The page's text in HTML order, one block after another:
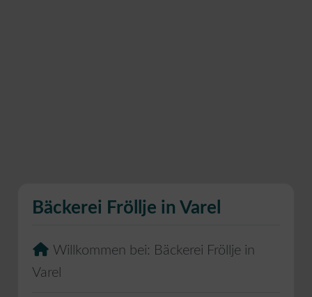
Bäckerei Fröllje in Varel
Willkommen bei: Bäckerei Fröllje in
Varel